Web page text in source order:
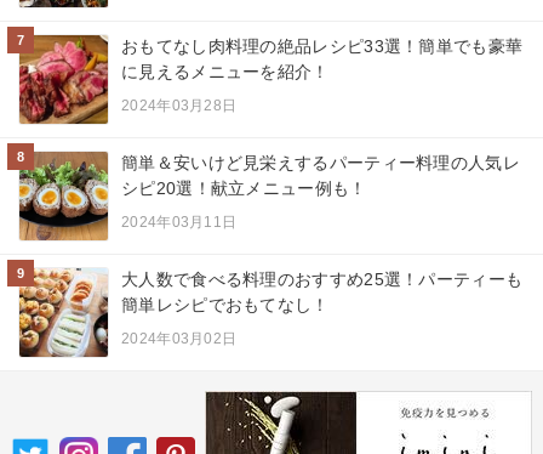
7
おもてなし肉料理の絶品レシピ33選！簡単でも豪華
に見えるメニューを紹介！
2024年03月28日
8
簡単＆安いけど見栄えするパーティー料理の人気レ
シピ20選！献立メニュー例も！
2024年03月11日
9
大人数で食べる料理のおすすめ25選！パーティーも
簡単レシピでおもてなし！
2024年03月02日